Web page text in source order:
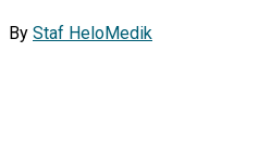
By Staf HeloMedik